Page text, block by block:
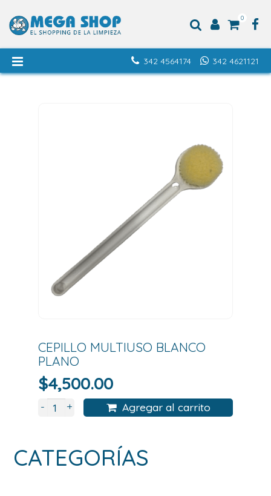
0
342 4621121
342 4564174
CEPILLO MULTIUSO BLANCO
PLANO
$4,500.00
- + Agregar al carrito
CATEGORÍAS